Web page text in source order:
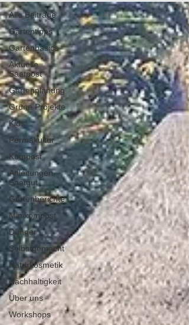
Alle Beiträge
Gartentipps
Gartenbasics
Aktuelle
Saatpost
Gartenplanung
Grüne Projekte
Kids
Permakultur
Kompost
Anleitungen
Saatgut
Gartenberichte
Minikompost
Dünger
Selbstgemacht
Naturkosmetik
Nachhaltigkeit
Über uns
Workshops